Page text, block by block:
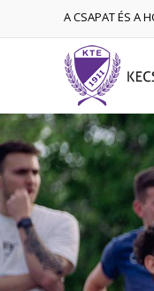
A CSAPAT ÉS A